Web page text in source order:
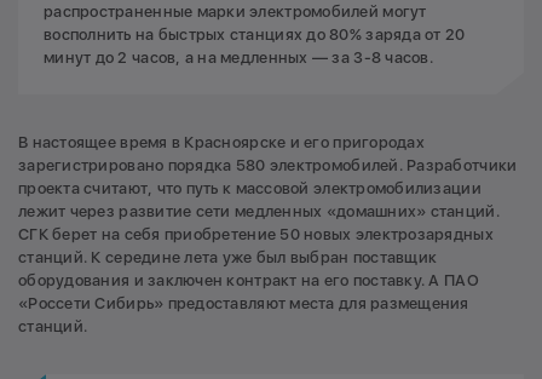
распространенные марки электромобилей могут
восполнить на быстрых станциях до 80% заряда от 20
минут до 2 часов, а на медленных — за 3-8 часов.
В настоящее время в Красноярске и его пригородах
зарегистрировано порядка 580 электромобилей. Разработчики
проекта считают, что путь к массовой электромобилизации
лежит через развитие сети медленных «домашних» станций.
СГК берет на себя приобретение 50 новых электрозарядных
станций. К середине лета уже был выбран поставщик
оборудования и заключен контракт на его поставку. А ПАО
«Россети Сибирь» предоставляют места для размещения
станций.